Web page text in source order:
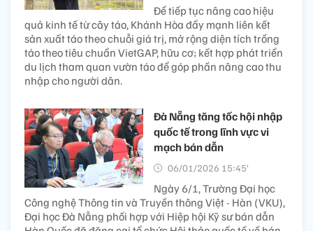
Để tiếp tục nâng cao hiệu
quả kinh tế từ cây táo, Khánh Hòa đẩy mạnh liên kết
sản xuất táo theo chuỗi giá trị, mở rộng diện tích trồng
táo theo tiêu chuẩn VietGAP, hữu cơ; kết hợp phát triển
du lịch tham quan vườn táo để góp phần nâng cao thu
nhập cho người dân.
Đà Nẵng tăng tốc hội nhập
quốc tế trong lĩnh vực vi
mạch bán dẫn
06/01/2026 15:45’
Ngày 6/1, Trường Đại học
Công nghệ Thông tin và Truyền thông Việt - Hàn (VKU),
Đại học Đà Nẵng phối hợp với Hiệp hội Kỹ sư bán dẫn